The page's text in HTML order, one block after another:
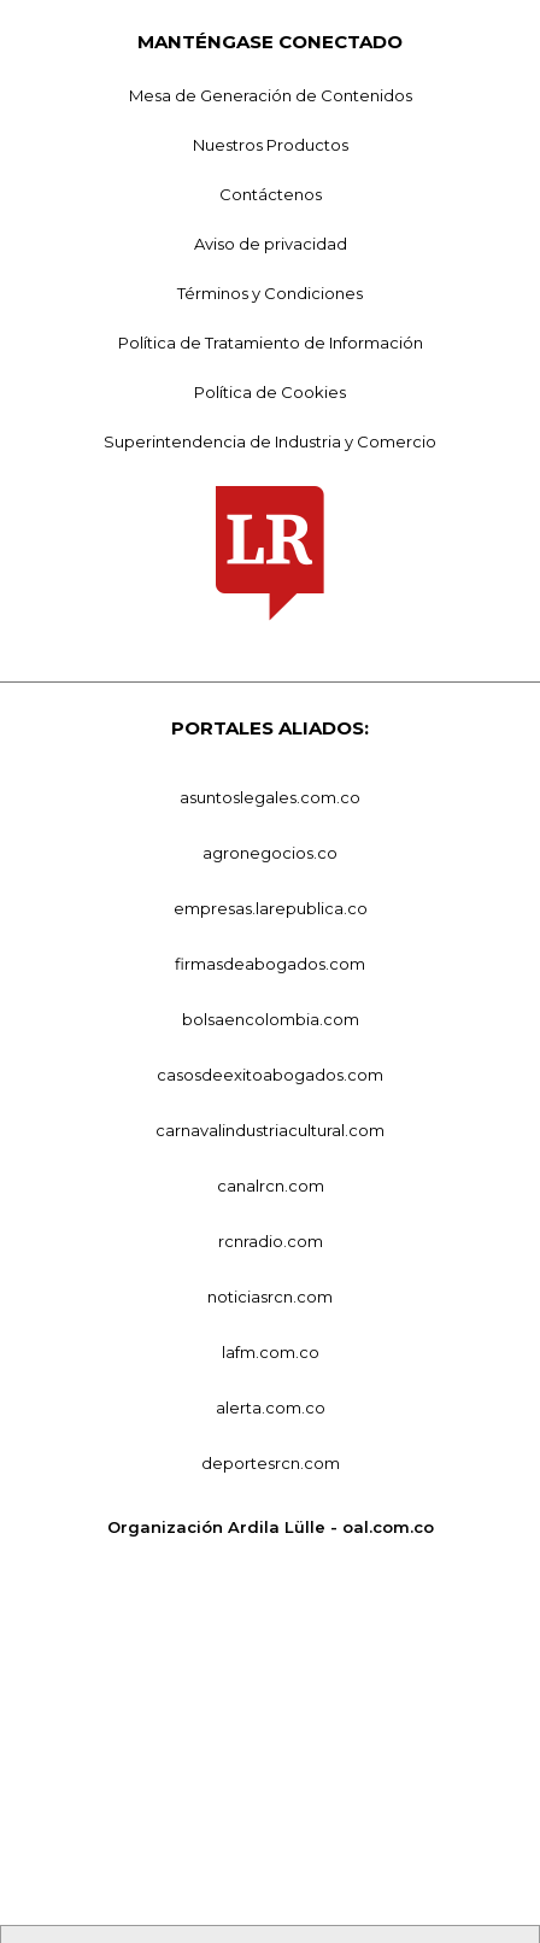
MANTÉNGASE CONECTADO
Mesa de Generación de Contenidos
Nuestros Productos
Contáctenos
Aviso de privacidad
Términos y Condiciones
Política de Tratamiento de Información
Política de Cookies
Superintendencia de Industria y Comercio
PORTALES ALIADOS:
asuntoslegales.com.co
agronegocios.co
empresas.larepublica.co
firmasdeabogados.com
bolsaencolombia.com
casosdeexitoabogados.com
carnavalindustriacultural.com
canalrcn.com
rcnradio.com
noticiasrcn.com
lafm.com.co
alerta.com.co
deportesrcn.com
Organización Ardila Lülle - oal.com.co